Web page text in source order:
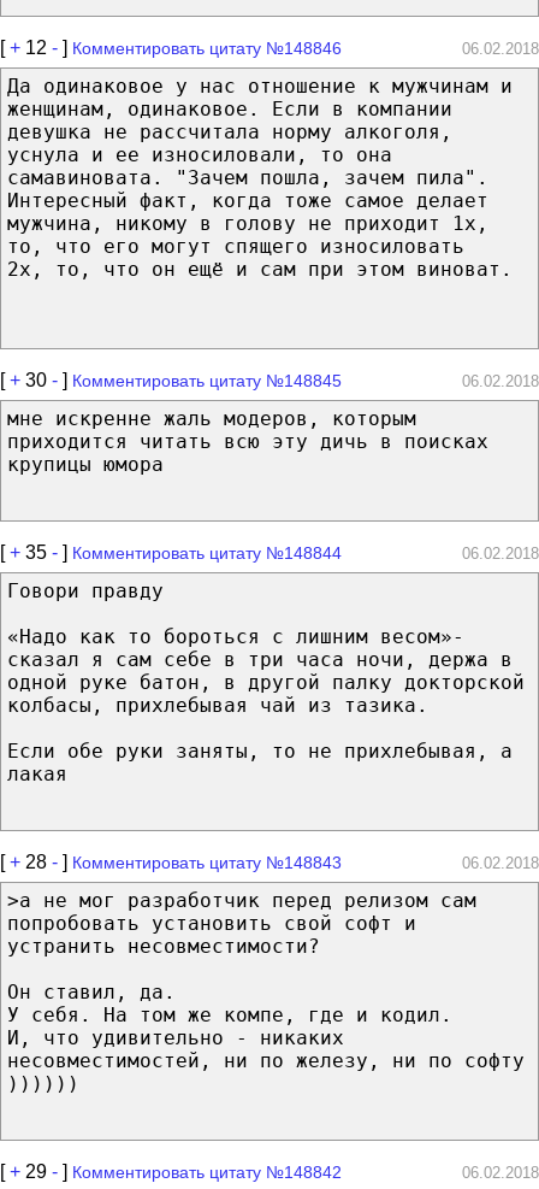
[+ 12 - ] Комментировать цитату №148846 06.02.2018
Да одинаковое у нас отношение к мужчинам и
женщинам, одинаковое. Если в компании
девушка не рассчитала норму алкоголя,
уснула и ее износиловали, то она
самавиновата. "Зачем пошла, зачем пила".
Интересный факт, когда тоже самое делает
мужчина, никому в голову не приходит 1х,
то, что его могут спящего износиловать
2х, то, что он ещё и сам при этом виноват.
[+ 30 - ] Комментировать цитату №148845 06.02.2018
мне искренне жаль модеров, которым
приходится читать всю эту дичь в поисках
крупицы юмора
[+ 35 - ] Комментировать цитату №148844 06.02.2018
Говори правду
«Надо как то бороться с лишним весом»-
сказал я сам себе в три часа ночи, держа в
одной руке батон, в другой палку докторской
колбасы, прихлебывая чай из тазика.
Если обе руки заняты, то не прихлебывая, а
лакая
[+ 28 - ] Комментировать цитату №148843 06.02.2018
>а не мог разработчик перед релизом сам
попробовать установить свой софт и
устранить несовместимости?
Он ставил, да.
У себя. На том же компе, где и кодил.
И, что удивительно - никаких
несовместимостей, ни по железу, ни по софту
))))))
[+ 29 - ] Комментировать цитату №148842 06.02.2018